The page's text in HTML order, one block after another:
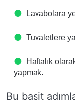
Lavabolara
Tuvaletlere
Haftalık
yapmak.
Bu basit